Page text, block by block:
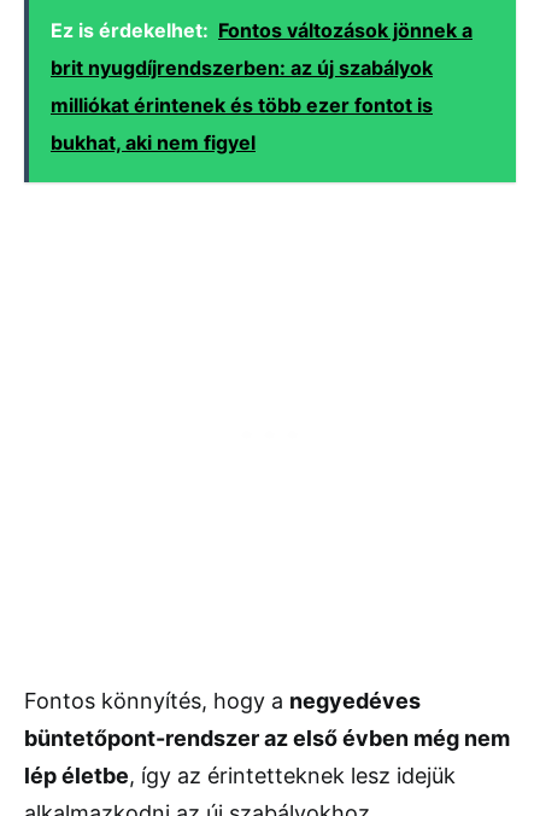
Ez is érdekelhet: Fontos változások jönnek a
brit nyugdíjrendszerben: az új szabályok
milliókat érintenek és több ezer fontot is
bukhat, aki nem figyel
Fontos könnyítés, hogy a negyedéves
büntetőpont-rendszer az első évben még nem
lép életbe, így az érintetteknek lesz idejük